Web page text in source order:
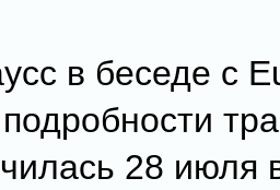
в беседе с
28 июля